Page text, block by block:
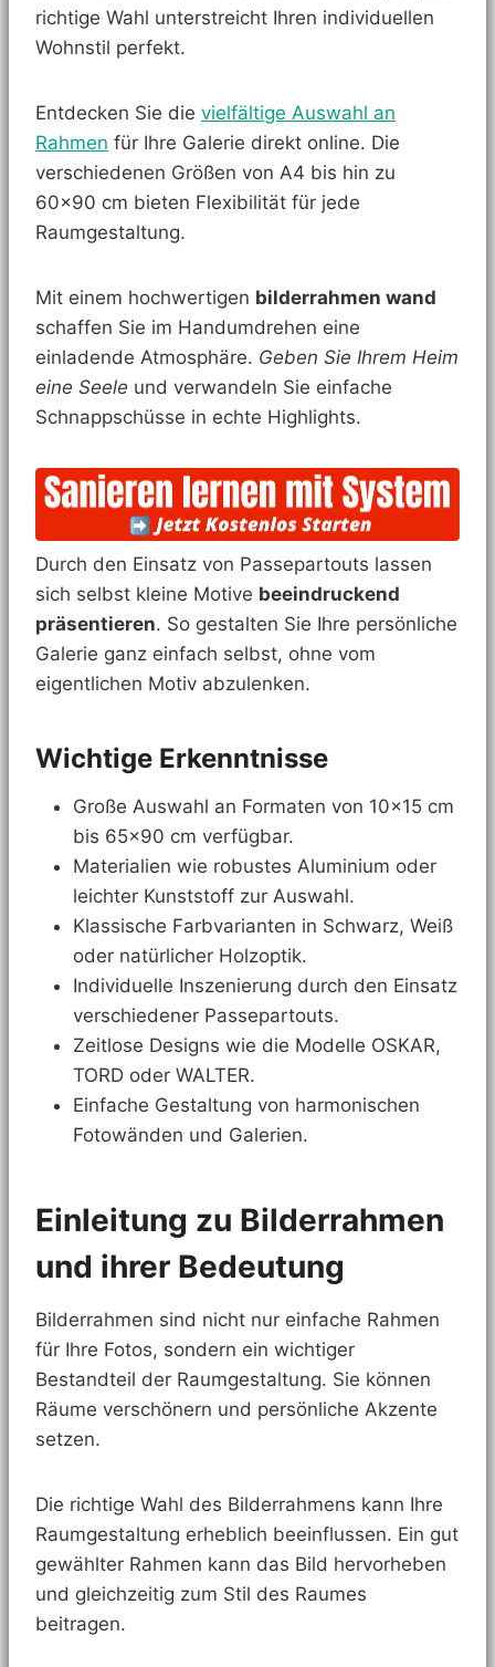
richtige Wahl unterstreicht Ihren individuellen
Wohnstil perfekt.
Entdecken Sie die vielfältige Auswahl an
Rahmen für Ihre Galerie direkt online. Die
verschiedenen Größen von A4 bis hin zu
60×90 cm bieten Flexibilität für jede
Raumgestaltung.
Mit einem hochwertigen bilderrahmen wand
schaffen Sie im Handumdrehen eine
einladende Atmosphäre. Geben Sie Ihrem Heim
eine Seele und verwandeln Sie einfache
Schnappschüsse in echte Highlights.
Durch den Einsatz von Passepartouts lassen
sich selbst kleine Motive beeindruckend
präsentieren. So gestalten Sie Ihre persönliche
Galerie ganz einfach selbst, ohne vom
eigentlichen Motiv abzulenken.
Wichtige Erkenntnisse
Große Auswahl an Formaten von 10×15 cm
bis 65×90 cm verfügbar.
Materialien wie robustes Aluminium oder
leichter Kunststoff zur Auswahl.
Klassische Farbvarianten in Schwarz, Weiß
oder natürlicher Holzoptik.
Individuelle Inszenierung durch den Einsatz
verschiedener Passepartouts.
Zeitlose Designs wie die Modelle OSKAR,
TORD oder WALTER.
Einfache Gestaltung von harmonischen
Fotowänden und Galerien.
Einleitung zu Bilderrahmen
und ihrer Bedeutung
Bilderrahmen sind nicht nur einfache Rahmen
für Ihre Fotos, sondern ein wichtiger
Bestandteil der Raumgestaltung. Sie können
Räume verschönern und persönliche Akzente
setzen.
Die richtige Wahl des Bilderrahmens kann Ihre
Raumgestaltung erheblich beeinflussen. Ein gut
gewählter Rahmen kann das Bild hervorheben
und gleichzeitig zum Stil des Raumes
beitragen.